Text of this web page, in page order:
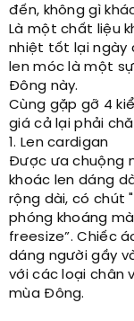
đến, không gì
Là một chất liệu
nhiệt tốt lại ngày
len móc là một
Đông này.
Cùng gặp gỡ 4
giá cả lại phải
1. Len cardigan
Được ưa chuộng
khoác len dáng
rộng dài, có chút
phóng khoáng
freesize”. Chiếc
dáng người gầy
với các loại chân
mùa Đông.